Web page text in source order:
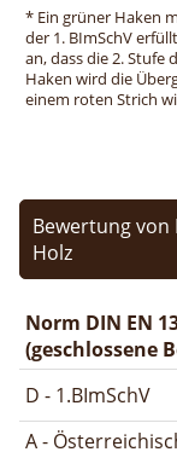
* Ein grüner Haken
der 1. BImSchV
an, dass die 2. Stufe
Haken wird die
einem roten Strich
Bewertung
Holz
Norm DIN EN
(geschlossene
D - 1.BImSchV
A -